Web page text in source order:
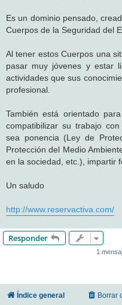
Es un dominio pensado,
Cuerpos de la Seguridad del
Al tener estos Cuerpos una
pasar muy jóvenes y estar
actividades que sus
profesional.
También está orientado
compatibilizar su trabajo
sea ponencia (Ley de
Protección del Medio
en la sociedad, etc.), impartir
Un saludo
http://www.reservactiva.com/
Responder
1
Índice general Borrar